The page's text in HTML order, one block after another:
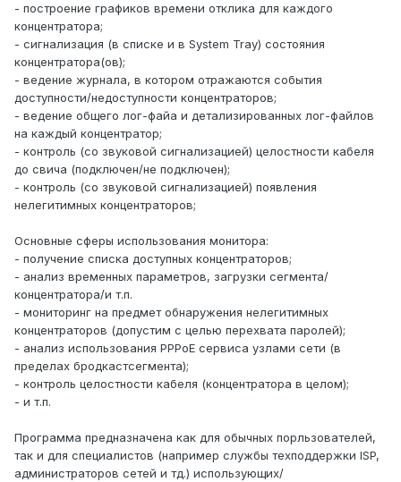
- построение графиков времени отклика для каждого
концентратора;
- сигнализация (в списке и в System Tray) состояния
концентратора(ов);
- ведение журнала, в котором отражаются события
доступности/недоступности концентраторов;
- ведение общего лог-файа и детализированных лог-файлов
на каждый концентратор;
- контроль (со звуковой сигнализацией) целостности кабеля
до свича (подключен/не подключен);
- контроль (со звуковой сигнализацией) появления
нелегитимных концентраторов;
Основные сферы использования монитора:
- получение списка доступных концентраторов;
- анализ временных параметров, загрузки сегмента/
концентратора/и т.п.
- мониторинг на предмет обнаружения нелегитимных
концентраторов (допустим с целью перехвата паролей);
- анализ использования PPPoE сервиса узлами сети (в
пределах бродкастсегмента);
- контроль целостности кабеля (концентратора в целом);
- и т.п.
Программа предназначена как для обычных порльзователей,
так и для специалистов (например службы техподдержки ISP,
администраторов сетей и тд.) использующих/